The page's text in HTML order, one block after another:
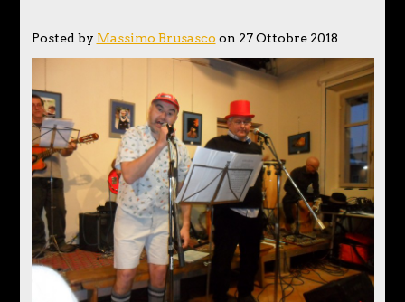
Posted by Massimo Brusasco on 27 Ottobre 2018